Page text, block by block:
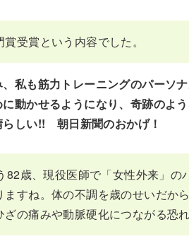
受賞という内容でした。
私も筋力トレーニングのパーソ
動かせるようになり、奇跡のよ
らしい!! 朝日新聞のおかげ！
歳、現役医師で「女性外来」の
すね。体の不調を歳のせいだか
の痛みや動脈硬化につながる恐れ